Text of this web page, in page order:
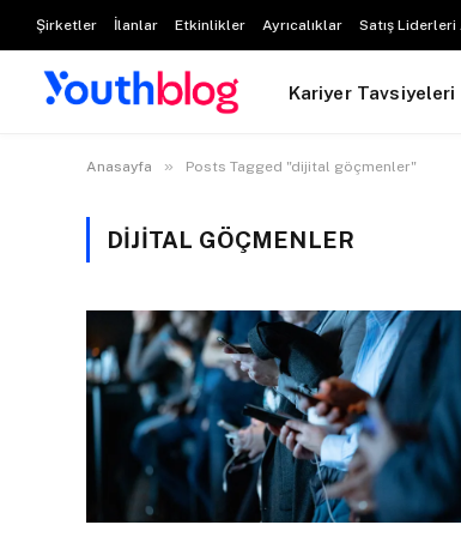
Şirketler İlanlar Etkinlikler Ayrıcalıklar Satış
Kariyer Tavsiyeleri
Anasayfa » Posts Tagged "dijital göçmenler"
DIJITAL GÖÇMENLER